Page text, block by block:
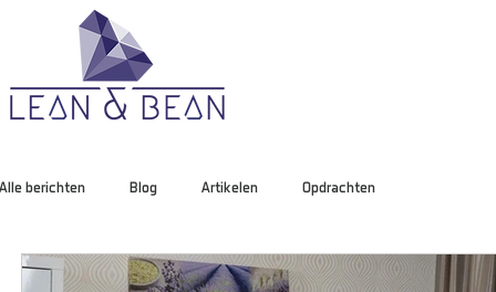
Alle berichten Blog Artikelen Opdrachten